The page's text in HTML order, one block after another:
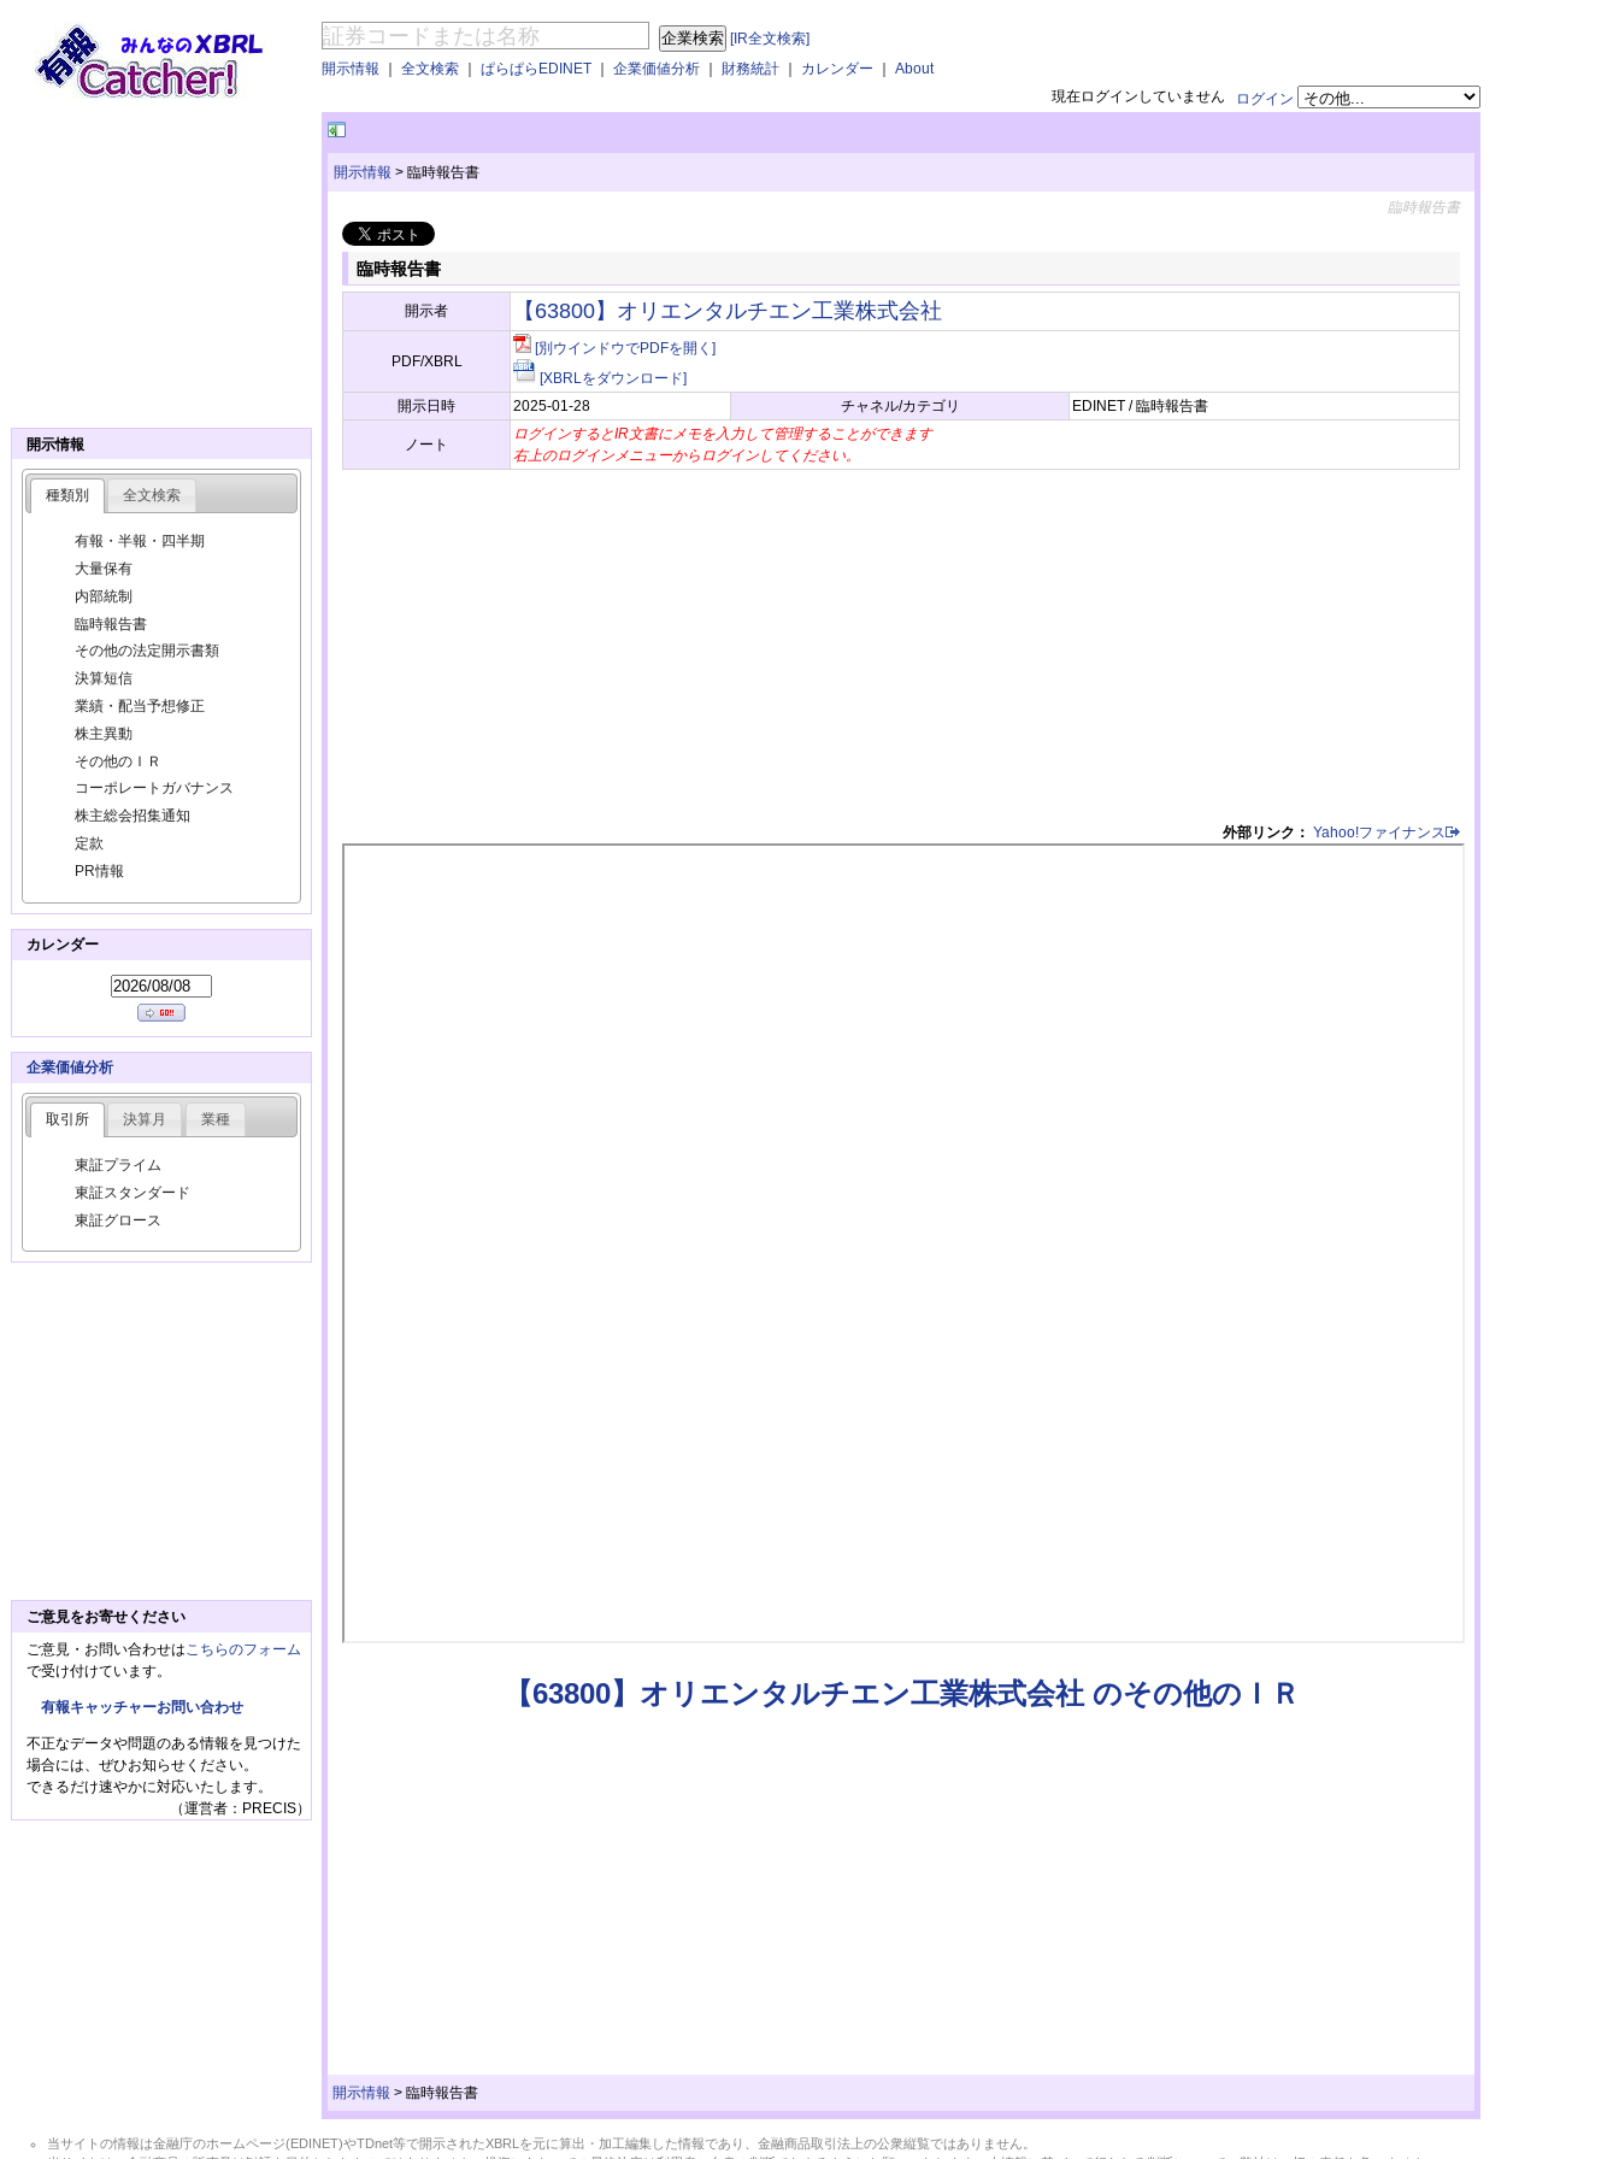
[IR全文検索]
開示情報 ｜ 全文検索 ｜ ぱらぱらEDINET ｜ 企業価値分析 ｜ 財務統計 ｜ カレンダー ｜ About
ログイン
現在ログインしていません
開示情報 > 臨時報告書
臨時報告書
臨時報告書
開示者 【63800】オリエンタルチエン工業株式会社
PDF/XBRL
[別ウインドウでPDFを開く]
[XBRLをダウンロード]
開示日時
2025-01-28 チャネル/カテゴリ EDINET / 臨時報告書
ノート
ログインするとIR文書にメモを入力して管理することができます
右上のログインメニューからログインしてください。
外部リンク： Yahoo!ファイナンス
【63800】オリエンタルチエン工業株式会社 のその他のＩＲ
開示情報 > 臨時報告書
開示情報
種類別 全文検索
有報・半報・四半期
大量保有
内部統制
臨時報告書
その他の法定開示書類
決算短信
業績・配当予想修正
株主異動
その他のＩＲ
コーポレートガバナンス
株主総会招集通知
定款
PR情報
カレンダー
企業価値分析
取引所 決算月 業種
東証プライム
東証スタンダード
東証グロース
ご意見をお寄せください
ご意見・お問い合わせは こちらのフォーム
で受け付けています。
有報キャッチャーお問い合わせ
不正なデータや問題のある情報を見つけた
場合には、ぜひお知らせください。
できるだけ速やかに対応いたします。
（運営者：PRECIS）
当サイトの情報は金融庁のホームページ(EDINET)やTDnet等で開示されたXBRLを元に算出・加工編集した情報であり、金融商品取引法上の公衆縦覧ではありません。